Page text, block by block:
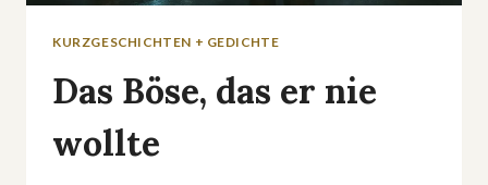
KURZGESCHICHTEN + GEDICHTE
Das Böse, das er nie
wollte